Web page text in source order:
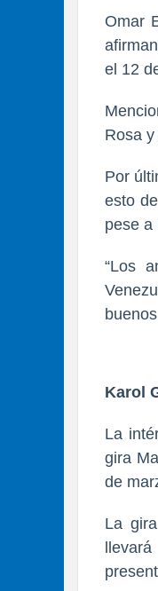
Omar
el 12
Rosa
Por
esto
pese a
“Los
Karol
La
gira
de
La